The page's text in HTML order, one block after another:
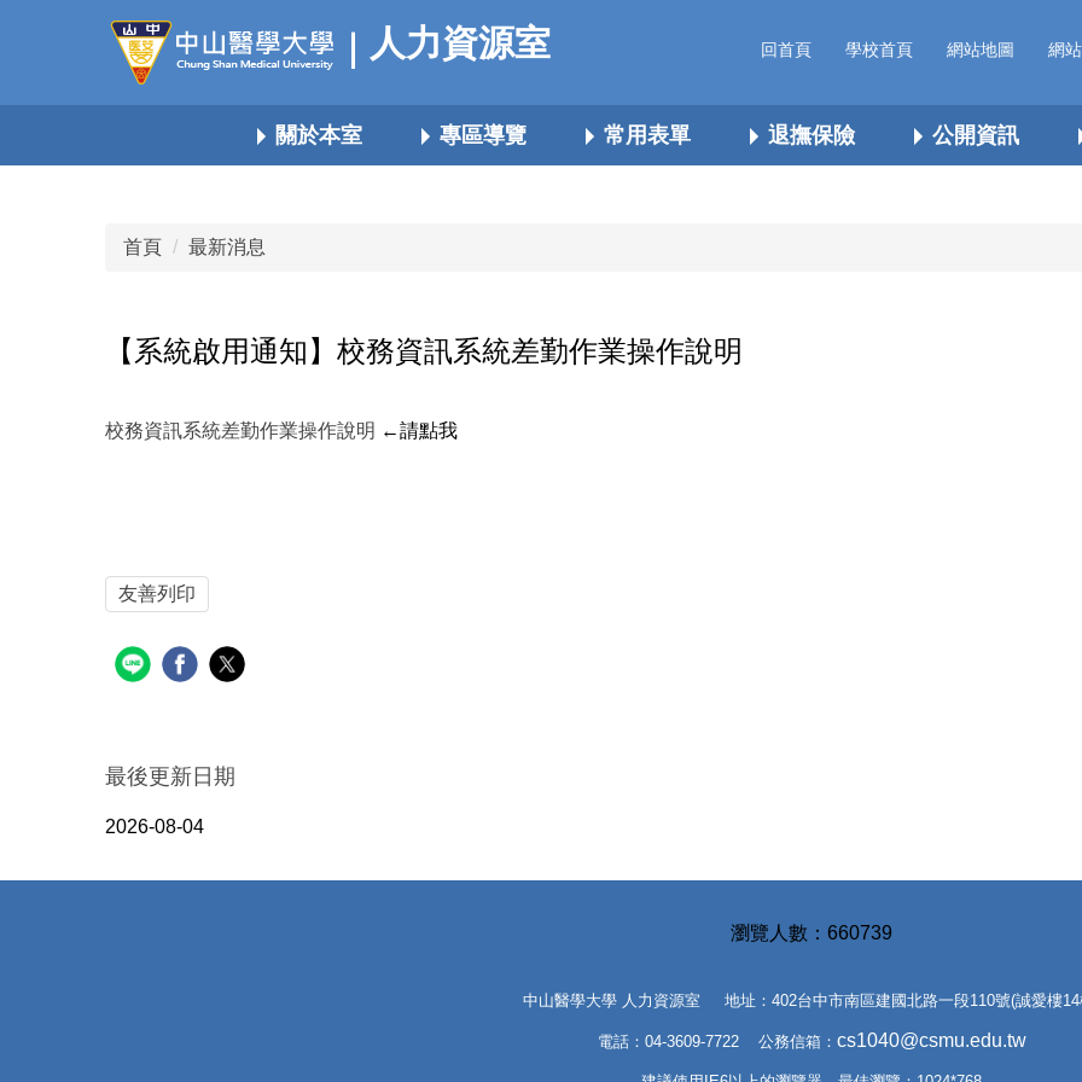
要
容
人力資源室 回首頁 學校首頁 網站地圖 網
關於本室 專區導覽 常用表單 退撫保險 公開資訊
首頁 最新消息
【系統啟用通知】校務資訊系統差勤作業操作說明
校務資訊系統差勤作業操作說明 ←請點我
友善列印
最後更新日期
2026-08-04
660739
中山醫學大學 人力資源室 地址：402台中市南區建國北路一段110號(誠愛樓14
電話：04-3609-7722 公務信箱： cs1040@csmu.edu.tw